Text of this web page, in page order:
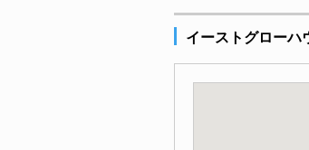
イーストグローハ